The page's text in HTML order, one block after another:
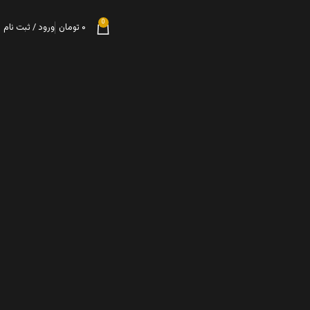
0 ۰ تومان ورود / ثبت نام